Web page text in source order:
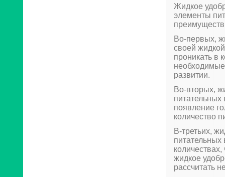
Жидкое
элементы
Во-первых,
своей
проникать в
необходимые
развитии.
Во-вторых,
питательных
появление
количество
В-третьих,
питательных
жидкое
рассчитать